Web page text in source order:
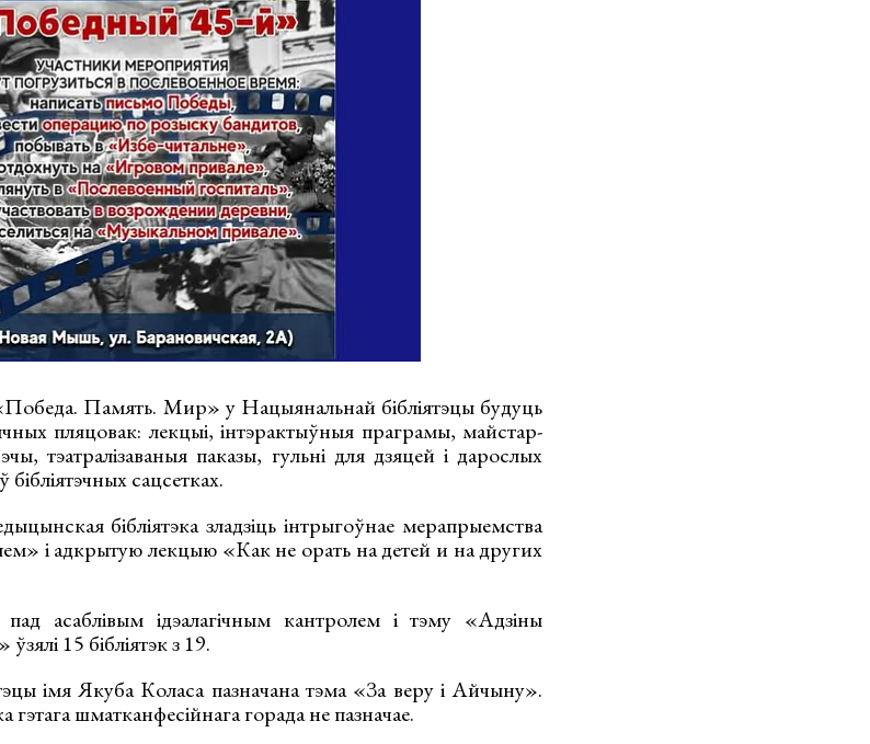
Память. Мир» у Нацыянальнай бібліятэцы будуць
пляцовак: лекцыі, інтэрактыўныя праграмы, майстар-
тэатралізаваныя паказы, гульні для дзяцей і дарослых
сацсетках.
бібліятэка зладзіць інтрыгоўнае мерапрыемства
і адкрытую лекцыю «Как не орать на детей и на других
асаблівым ідэалагічным кантролем і тэму «Адзіны
15 бібліятэк з 19.
імя Якуба Коласа пазначана тэма «За веру і Айчыну».
гэтага шматканфесійнага горада не пазначае.